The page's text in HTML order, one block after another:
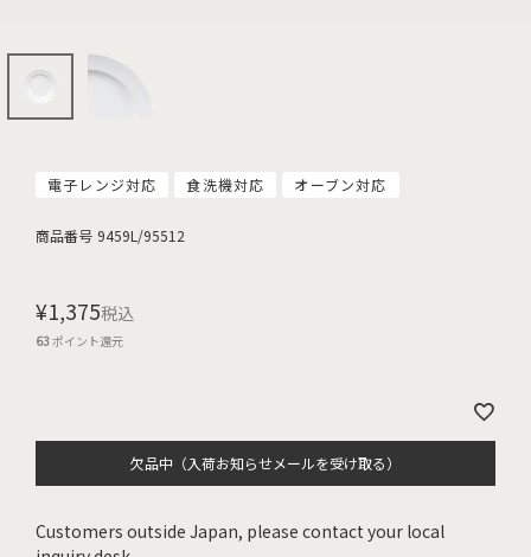
電子レンジ対応 食洗機対応 オーブン対応
商品番号 9459L/95512
¥1,375税込
63ポイント還元
欠品中（入荷お知らせメールを受け取る）
Customers outside Japan, please contact your local